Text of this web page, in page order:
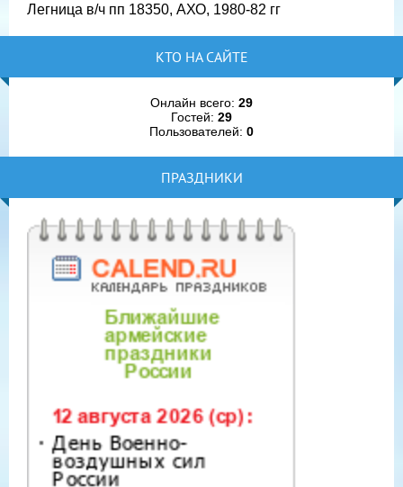
Легница в/ч пп 18350, АХО, 1980-82 гг
КТО НА САЙТЕ
Онлайн всего: 29
Гостей: 29
Пользователей: 0
ПРАЗДНИКИ